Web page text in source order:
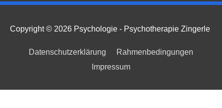
Copyright © 2026 Psychologie - Psychotherapie Zingerle
Datenschutzerklärung
Rahmenbedingungen
Impressum